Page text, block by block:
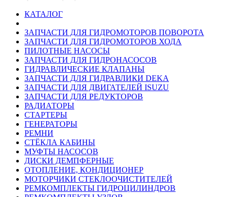
КАТАЛОГ
ЗАПЧАСТИ ДЛЯ ГИДРОМОТОРОВ ПОВОРОТА
ЗАПЧАСТИ ДЛЯ ГИДРОМОТОРОВ ХОДА
ПИЛОТНЫЕ НАСОСЫ
ЗАПЧАСТИ ДЛЯ ГИДРОНАСОСОВ
ГИДРАВЛИЧЕСКИЕ КЛАПАНЫ
ЗАПЧАСТИ ДЛЯ ГИДРАВЛИКИ DEKA
ЗАПЧАСТИ ДЛЯ ДВИГАТЕЛЕЙ ISUZU
ЗАПЧАСТИ ДЛЯ РЕДУКТОРОВ
РАДИАТОРЫ
СТАРТЕРЫ
ГЕНЕРАТОРЫ
РЕМНИ
СТЁКЛА КАБИНЫ
МУФТЫ НАСОСОВ
ДИСКИ ДЕМПФЕРНЫЕ
ОТОПЛЕНИЕ, КОНДИЦИОНЕР
МОТОРЧИКИ СТЕКЛООЧИСТИТЕЛЕЙ
РЕМКОМПЛЕКТЫ ГИДРОЦИЛИНДРОВ